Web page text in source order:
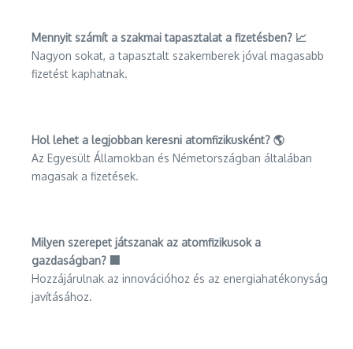
Mennyit számít a szakmai tapasztalat a fizetésben? 📈
Nagyon sokat, a tapasztalt szakemberek jóval magasabb
fizetést kaphatnak.
Hol lehet a legjobban keresni atomfizikusként? 🌎
Az Egyesült Államokban és Németországban általában
magasak a fizetések.
Milyen szerepet játszanak az atomfizikusok a
gazdaságban? 🏢
Hozzájárulnak az innovációhoz és az energiahatékonyság
javításához.